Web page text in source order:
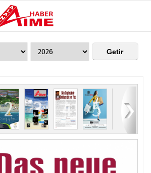
Hava
Gazete
Manşetleri
Anketler
Biyografiler
Köşe
Video
Galeri
Foto
Galeri
AlanyaTime
Moovit
Alanya-
Gazipaşa
& Antalya
Canlı Uçak
Seyir
Künye
2 3 4 5 6